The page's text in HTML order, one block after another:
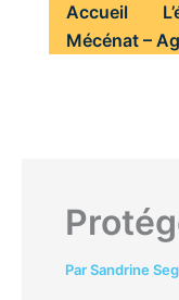
Accueil
Mécénat –
ParSandrine